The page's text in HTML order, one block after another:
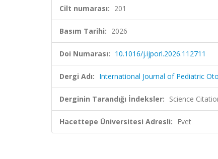
Cilt numarası: 201
Basım Tarihi: 2026
Doi Numarası: 10.1016/j.ijporl.2026.112711
Dergi Adı: International Journal of Pediatric
Derginin Tarandığı İndeksler: Science
Hacettepe Üniversitesi Adresli: Evet